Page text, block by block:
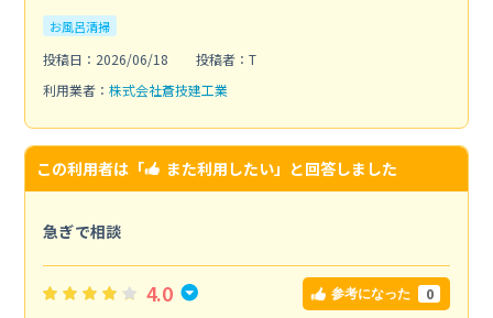
お風呂清掃
投稿日：2026/06/18
投稿者：T
利用業者： 株式会社蒼技建工業
この利用者は「 また利用したい」と回答しました
急ぎで相談
4.0 参考になった 0